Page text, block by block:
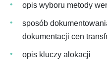
opis wyboru metody
sposób
dokumentacji cen
opis kluczy alokacji